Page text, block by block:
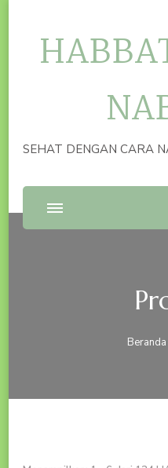
SEHAT DENGAN CARA
Beranda